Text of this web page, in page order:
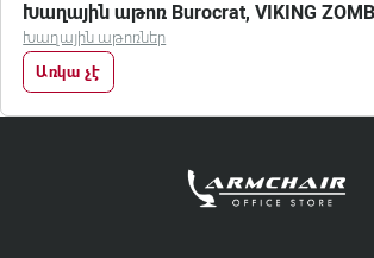
Խաղային աթոռ Burocrat, VIKING
Խաղային աթոռներ
Առկա չէ